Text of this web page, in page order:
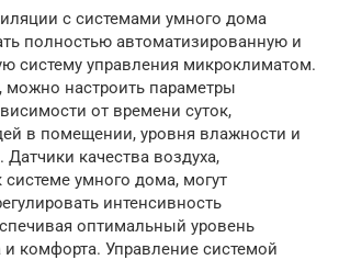
с системами умного дома
полностью автоматизированную и
систему управления микроклиматом.
можно настроить параметры
от времени суток,
в помещении, уровня влажности и
Датчики качества воздуха,
умного дома, могут
интенсивность
оптимальный уровень
и комфорта. Управление системой